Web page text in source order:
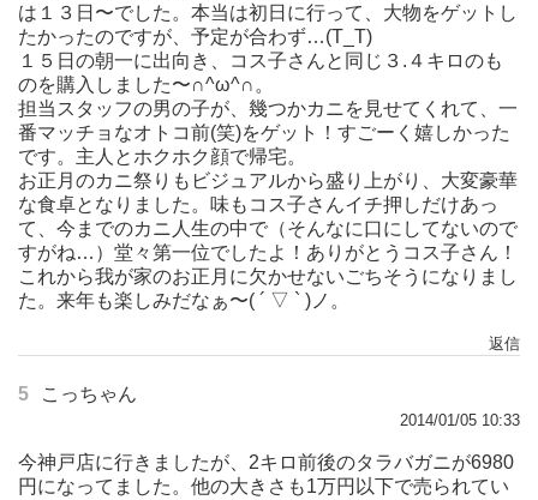
は１３日〜でした。本当は初日に行って、大物をゲットし
たかったのですが、予定が合わず…(T_T)
１５日の朝一に出向き、コス子さんと同じ３.４キロのも
のを購入しました〜∩^ω^∩。
担当スタッフの男の子が、幾つかカニを見せてくれて、一
番マッチョなオトコ前(笑)をゲット！すごーく嬉しかった
です。主人とホクホク顔で帰宅。
お正月のカニ祭りもビジュアルから盛り上がり、大変豪華
な食卓となりました。味もコス子さんイチ押しだけあっ
て、今までのカニ人生の中で（そんなに口にしてないので
すがね…）堂々第一位でしたよ！ありがとうコス子さん！
これから我が家のお正月に欠かせないごちそうになりまし
た。来年も楽しみだなぁ〜( ´ ▽ ` )ノ。
返信
5 こっちゃん
2014/01/05 10:33
今神戸店に行きましたが、2キロ前後のタラバガニが6980
円になってました。他の大きさも1万円以下で売られてい